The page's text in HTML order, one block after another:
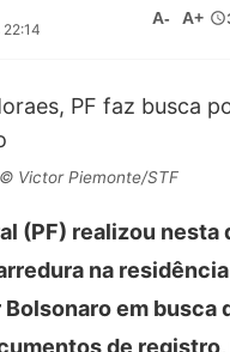
A- A+
© Victor Piemonte/STF
(PF) realizou nesta
na
em busca
de registro,